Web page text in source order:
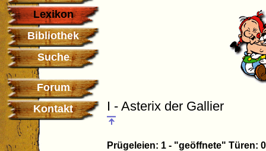
Lexikon
Bibliothek
Suche
Forum
Kontakt
I - Asterix der Gallier
Prügeleien: 1 - "geöffnete" Türen: